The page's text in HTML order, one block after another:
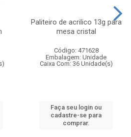
Paliteiro de acrilico 13g para
mesa cristal
Código: 471628
Embalagem: Unidade
Caixa Com: 36 Unidade(s)
Faça seu login ou
cadastre-se para
comprar.